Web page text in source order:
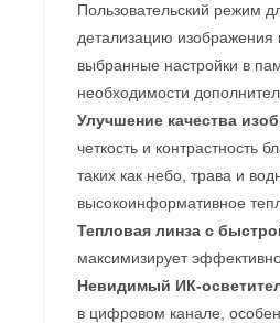
Пользовательский режим
детализацию изображения
выбранные настройки в
необходимости
Улучшение качества
четкость и контрастность
таких как небо, трава и
высокоинформативное
Тепловая линза с
максимизирует
Невидимый ИК-
в цифровом канале,